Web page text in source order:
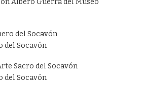
del Socavón
del Socavón
Arte Sacro del Socavón
del Socavón